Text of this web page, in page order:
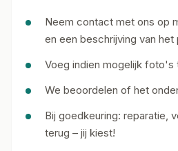
Neem contact met ons op
en een beschrijving van het
Voeg indien mogelijk
We beoordelen of het
Bij goedkeuring: reparatie,
terug – jij kiest!